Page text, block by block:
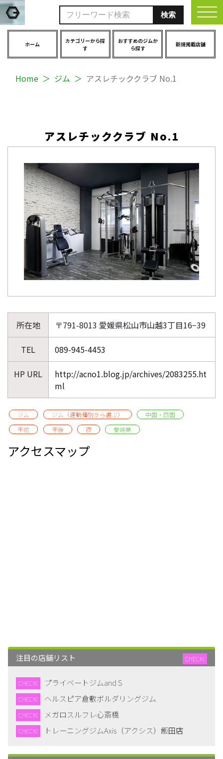
ホーム
カテゴリーから探
す
おすすめのジムか
ら探す
新規掲載店舗
Home ジム アスレチッククラブ No.1
アスレチッククラブ No.1
所在地 〒791-8013 愛媛県松山市山越3丁目16−39
TEL 089-945-4453
HP URL
http://acno1.blog.jp/archives/2083255.ht
ml
ジム ジム（運動種別から選ぶ）
中国・四国
午前
午後 夜 愛媛県
アクセスマップ
注目の店舗リスト CHECK!
CHECK! プライベートジムand S
CHECK! ヘルスピア倉敷ボルダリングジム
CHECK! メガロスルフレ心斎橋
CHECK! トレーニングジムAxis（アクシス）飯田店